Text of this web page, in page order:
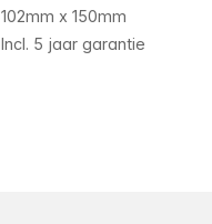
102mm x 150mm
Incl. 5 jaar garantie